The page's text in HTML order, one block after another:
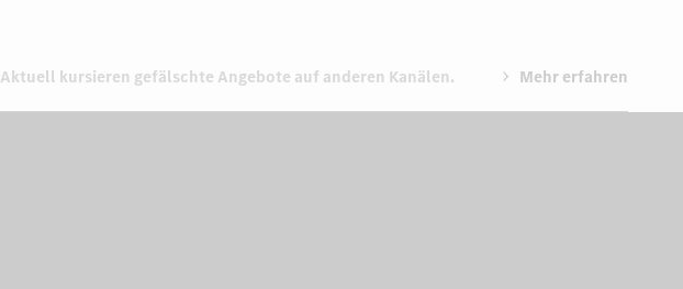
Aktuell kursieren gefälschte Angebote auf anderen Kanälen. Mehr erfahren